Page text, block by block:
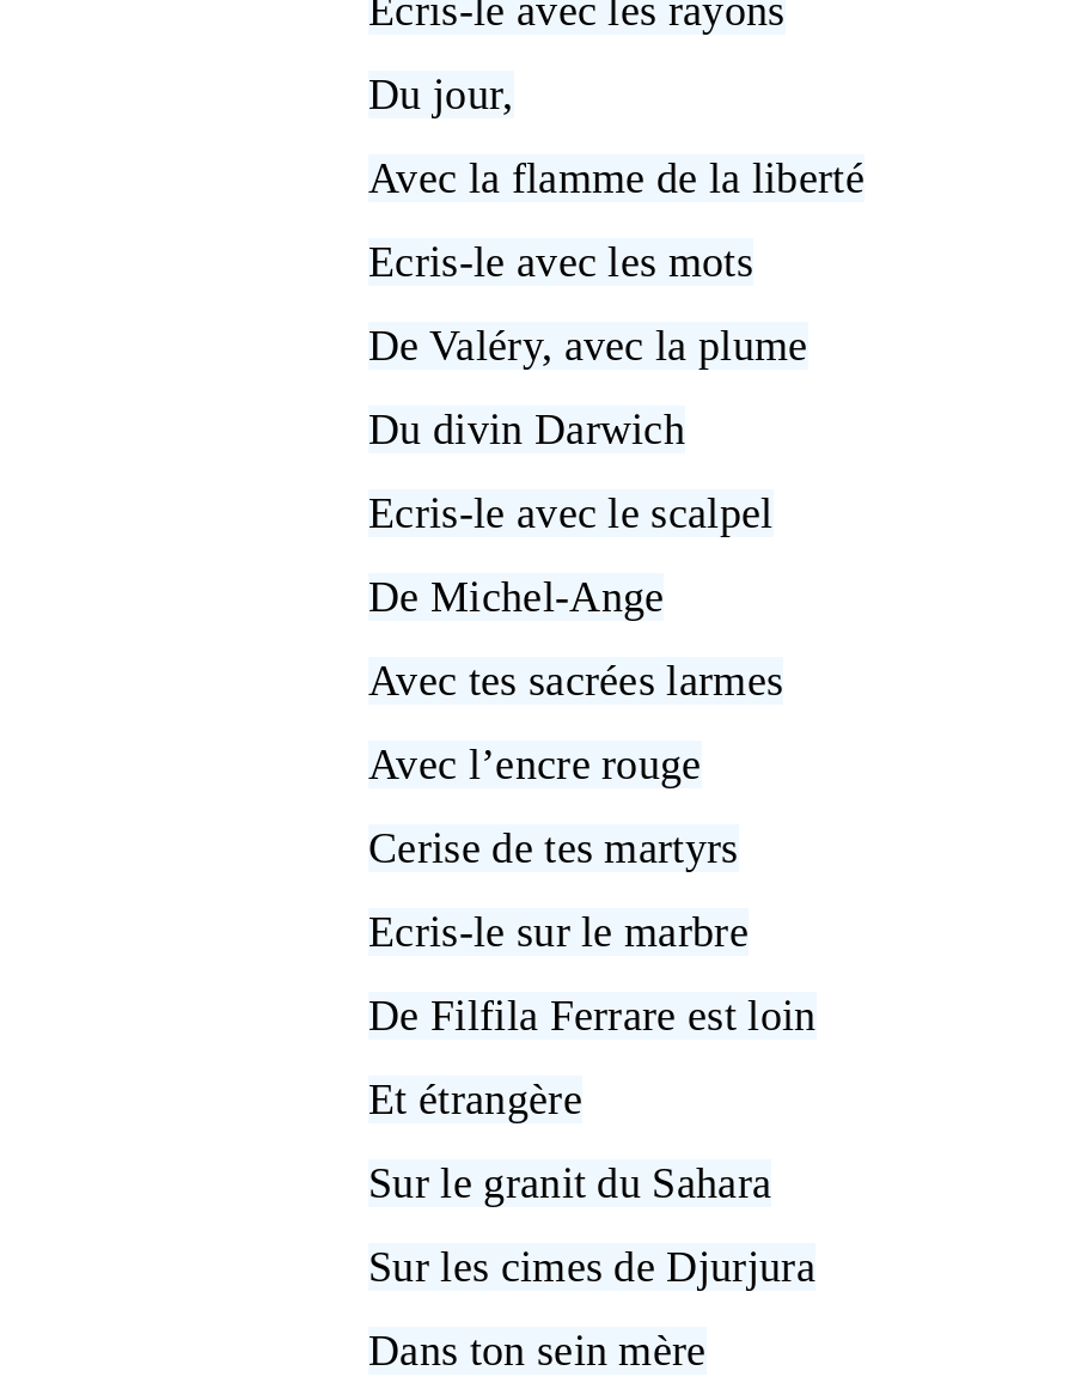
Ecris-le avec les rayons
Du jour,
Avec la flamme de la liberté
Ecris-le avec les mots
De Valéry, avec la plume
Du divin Darwich
Ecris-le avec le scalpel
De Michel-Ange
Avec tes sacrées larmes
Avec l’encre rouge
Cerise de tes martyrs
Ecris-le sur le marbre
De Filfila Ferrare est loin
Et étrangère
Sur le granit du Sahara
Sur les cimes de Djurjura
Dans ton sein mère